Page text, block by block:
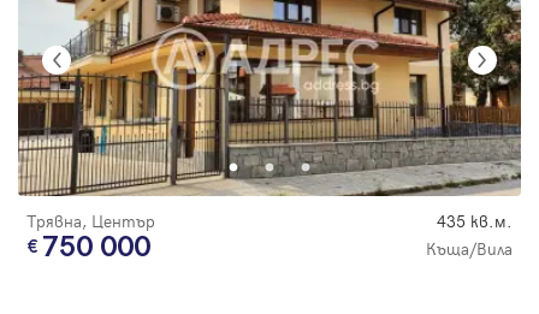
Трявна, Център 435 кв.м.
750 000 Къща/Вила